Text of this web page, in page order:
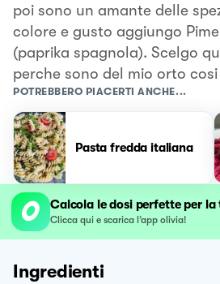
poi sono un amante delle
colore e gusto aggiungo
(paprika spagnola). Scelgo
perche sono del mio orto
POTREBBERO PIACERTI ANCHE...
Pasta fredda italiana
Calcola le dosi perfette per la
Clicca qui e scarica l’app olivia!
Ingredienti